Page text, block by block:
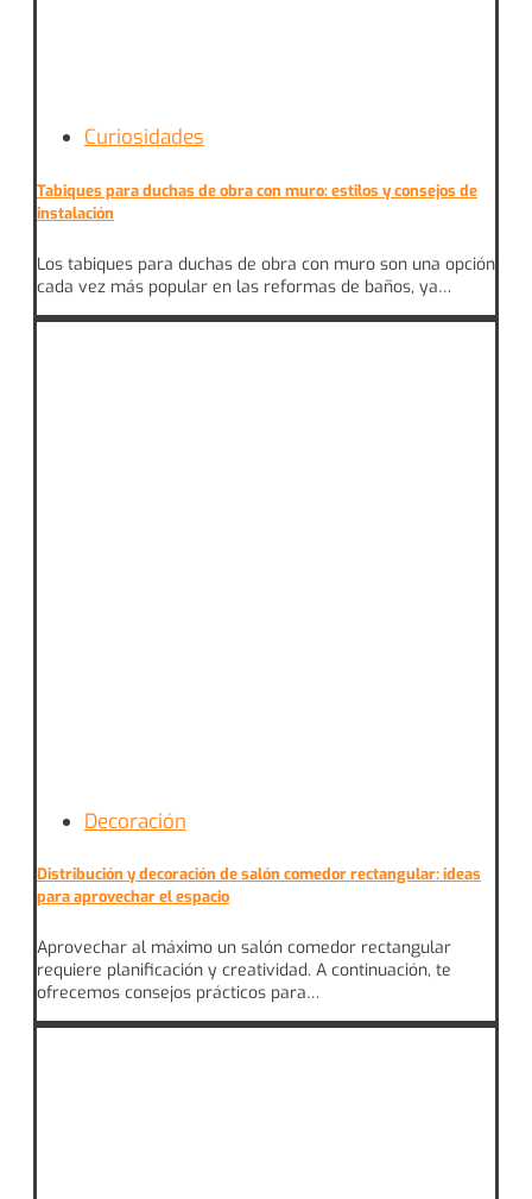
Curiosidades
Tabiques para duchas de obra con muro: estilos y consejos de
instalación
Los tabiques para duchas de obra con muro son una opción
cada vez más popular en las reformas de baños, ya…
Decoración
Distribución y decoración de salón comedor rectangular: ideas
para aprovechar el espacio
Aprovechar al máximo un salón comedor rectangular
requiere planificación y creatividad. A continuación, te
ofrecemos consejos prácticos para…